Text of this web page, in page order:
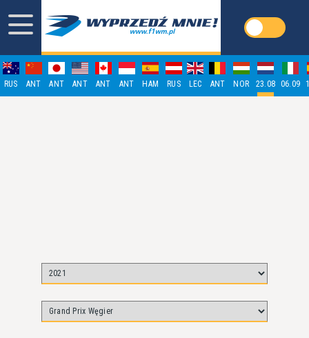
RUS ANT ANT ANT ANT ANT HAM RUS LEC ANT NOR 23.08 06.09